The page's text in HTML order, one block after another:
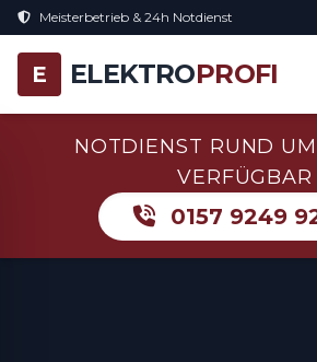
Meisterbetrieb & 24h Notdienst
E ELEKTROPROFI
NOTDIENST RUND
VERFÜGBAR
0157 9249